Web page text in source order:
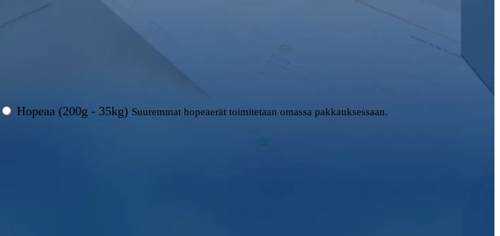
Hopeaa (200g - 35kg) Suuremmat hopeaerät toimitetaan omassa pakkauksessaan.